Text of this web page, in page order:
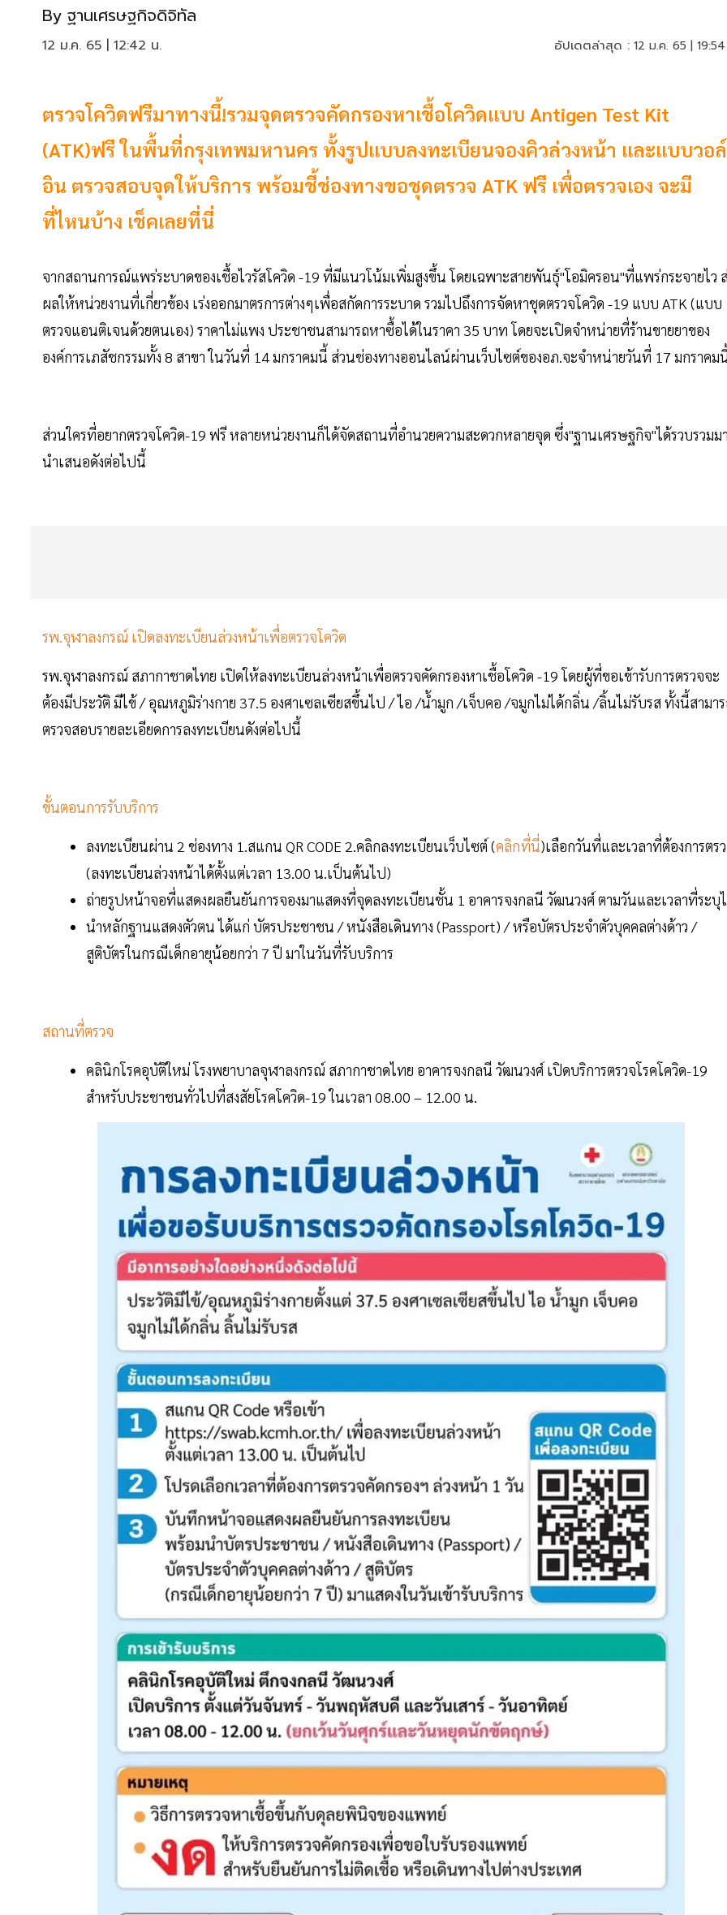
By ฐานเศรษฐกิจดิจิทัล
12 ม.ค. 65 | 12:42 น. อัปเดตล่าสุด : 12 ม.ค. 65 |
ตรวจโควิดฟรีมาทางนี้!รวมจุดตรวจคัดกรองหาเชื้อโควิดแบบ Antigen Test Kit
(ATK)ฟรี ในพื้นที่กรุงเทพมหานคร ทั้งรูปแบบลงทะเบียนจองคิวล่วงหน้า และแบบวอ
อิน ตรวจสอบจุดให้บริการ พร้อมชี้ช่องทางขอชุดตรวจ ATK ฟรี เพื่อตรวจเอง จะมี
ที่ไหนบ้าง เช็คเลยที่นี่
จากสถานการณ์แพร่ระบาดของเชื้อไวรัสโควิด -19 ที่มีแนวโน้มเพิ่มสูงขึ้น โดยเฉพาะสายพันธุ์"โอมิครอน"ที่แพร่กระจายไว
ผลให้หน่วยงานที่เกี่ยวข้อง เร่งออกมาตรการต่างๆเพื่อสกัดการระบาด รวมไปถึงการจัดหาชุดตรวจโควิด -19 แบบ ATK (แบบ
ตรวจแอนติเจนด้วยตนเอง) ราคาไม่แพง ประชาชนสามารถหาซื้อได้ในราคา 35 บาท โดยจะเปิดจำหน่ายที่ร้านขายยาของ
องค์การเภสัชกรรมทั้ง 8 สาขา ในวันที่ 14 มกราคมนี้ ส่วนช่องทางออนไลน์ผ่านเว็บไซต์ของอภ.จะจำหน่ายวันที่ 17 มกราคม
ส่วนใครที่อยากตรวจโควิด-19 ฟรี หลายหน่วยงานก็ได้จัดสถานที่อำนวยความสะดวกหลายจุด ซึ่ง"ฐานเศรษฐกิจ"ได้รวบรวมม
นำเสนอดังต่อไปนี้
รพ.จุฬาลงกรณ์ เปิดลงทะเบียนล่วงหน้าเพื่อตรวจโควิด
รพ.จุฬาลงกรณ์ สภากาชาดไทย เปิดให้ลงทะเบียนล่วงหน้าเพื่อตรวจคัดกรองหาเชื้อโควิด -19 โดยผู้ที่ขอเข้ารับการตรวจจะ
ต้องมีประวัติ มีไข้ / อุณหภูมิร่างกาย 37.5 องศาเซลเซียสขึ้นไป / ไอ /น้ำมูก /เจ็บคอ /จมูกไม่ได้กลิ่น /ลิ้นไม่รับรส ทั้งนี้สามา
ตรวจสอบรายละเอียดการลงทะเบียนดังต่อไปนี้
ขั้นตอนการรับบริการ
ลงทะเบียนผ่าน 2 ช่องทาง 1.สแกน QR CODE 2.คลิกลงทะเบียนเว็บไซต์ (คลิกที่นี่)เลือกวันที่และเวลาที่ต้องการตร
(ลงทะเบียนล่วงหน้าได้ตั้งแต่เวลา 13.00 น.เป็นต้นไป)
ถ่ายรูปหน้าจอที่แสดงผลยืนยันการจองมาแสดงที่จุดลงทะเบียนชั้น 1 อาคารจงกลนี วัฒนวงศ์ ตามวันและเวลาที่ระบุ
นำหลักฐานแสดงตัวตน ได้แก่ บัตรประชาชน / หนังสือเดินทาง (Passport) / หรือบัตรประจำตัวบุคคลต่างด้าว /
สูติบัตรในกรณีเด็กอายุน้อยกว่า 7 ปี มาในวันที่รับบริการ
สถานที่ตรวจ
คลินิกโรคอุบัติใหม่ โรงพยาบาลจุฬาลงกรณ์ สภากาชาดไทย อาคารจงกลนี วัฒนวงศ์ เปิดบริการตรวจโรคโควิด-19
สำหรับประชาชนทั่วไปที่สงสัยโรคโควิด-19 ในเวลา 08.00 – 12.00 น.